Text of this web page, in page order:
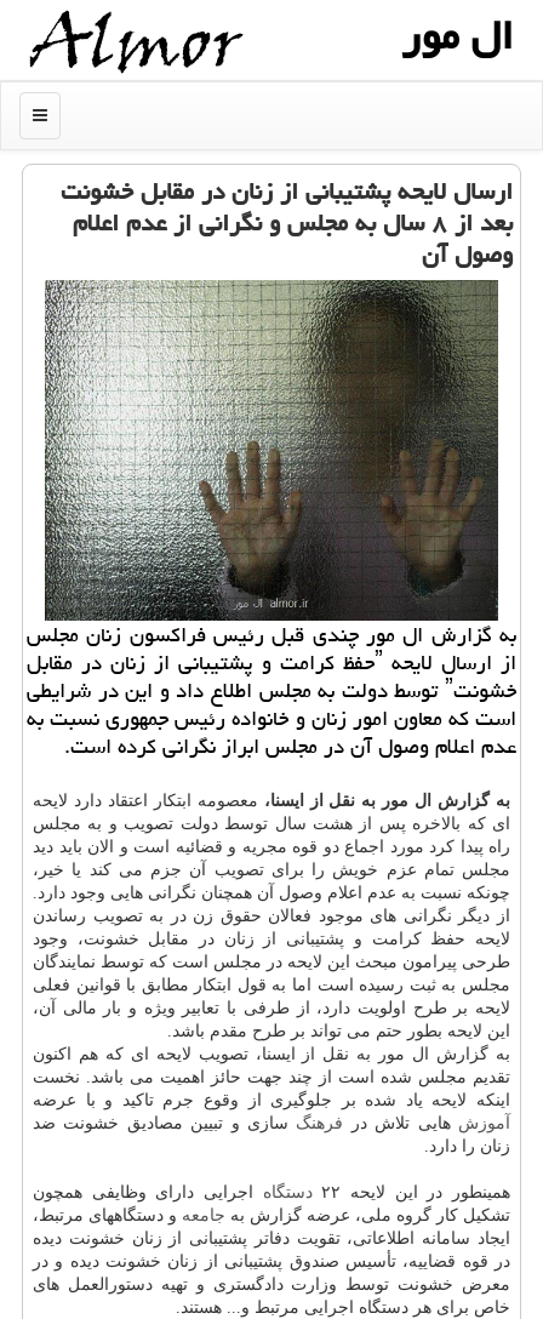
ال مور
منو
ارسال لایحه پشتیبانی از زنان در مقابل خشونت
بعد از ۸ سال به مجلس و نگرانی از عدم اعلام
وصول آن
به گزارش ال مور چندی قبل رئیس فراکسون زنان مجلس
از ارسال لایحه ˮحفظ کرامت و پشتیبانی از زنان در مقابل
خشونتˮ توسط دولت به مجلس اطلاع داد و این در شرایطی
است که معاون امور زنان و خانواده رئیس جمهوری نسبت به
عدم اعلام وصول آن در مجلس ابراز نگرانی کرده است.
به گزارش ال مور به نقل از ایسنا، معصومه ابتکار اعتقاد دارد لایحه
ای که بالاخره پس از هشت سال توسط دولت تصویب و به مجلس
راه پیدا کرد مورد اجماع دو قوه مجریه و قضائیه است و الان باید دید
مجلس تمام عزم خویش را برای تصویب آن جزم می کند یا خیر،
چونکه نسبت به عدم اعلام وصول آن همچنان نگرانی هایی وجود دارد.
از دیگر نگرانی های موجود فعالان حقوق زن در به تصویب رساندن
لایحه حفظ کرامت و پشتیبانی از زنان در مقابل خشونت، وجود
طرحی پیرامون مبحث این لایحه در مجلس است که توسط نمایندگان
مجلس به ثبت رسیده است اما به قول ابتکار مطابق با قوانین فعلی
لایحه بر طرح اولویت دارد، از طرفی با تعابیر ویژه و بار مالی آن،
این لایحه بطور حتم می تواند بر طرح مقدم باشد.
به گزارش ال مور به نقل از ایسنا، تصویب لایحه ای که هم اکنون
تقدیم مجلس شده است از چند جهت حائز اهمیت می باشد. نخست
اینکه لایحه یاد شده بر جلوگیری از وقوع جرم تاکید و با عرضه
آموزش هایی تلاش در فرهنگ سازی و تبیین مصادیق خشونت ضد
زنان را دارد.
همینطور در این لایحه ۲۲ دستگاه اجرایی دارای وظایفی همچون
تشکیل کار گروه ملی، عرضه گزارش به جامعه و دستگاههای مرتبط،
ایجاد سامانه اطلاعاتی، تقویت دفاتر پشتیبانی از زنان خشونت دیده
در قوه قضاییه، تأسیس صندوق پشتیبانی از زنان خشونت دیده و در
معرض خشونت توسط وزارت دادگستری و تهیه دستورالعمل های
خاص برای هر دستگاه اجرایی مرتبط و... هستند.